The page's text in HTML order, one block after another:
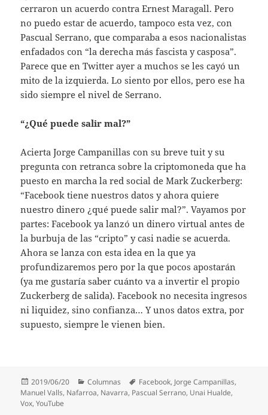
cerraron un acuerdo contra Ernest Maragall. Pero
no puedo estar de acuerdo, tampoco esta vez, con
Pascual Serrano, que comparaba a esos nacionalistas
enfadados con “la derecha más fascista y casposa”.
Parece que en Twitter ayer a muchos se les cayó un
mito de la izquierda. Lo siento por ellos, pero ese ha
sido siempre el nivel de Serrano.
“¿Qué puede salir mal?”
Acierta Jorge Campanillas con su breve tuit y su
pregunta con retranca sobre la criptomoneda que ha
puesto en marcha la red social de Mark Zuckerberg:
“Facebook tiene nuestros datos y ahora quiere
nuestro dinero ¿qué puede salir mal?”. Vayamos por
partes: Facebook ya lanzó un dinero virtual antes de
la burbuja de las “cripto” y casi nadie se acuerda.
Ahora se lanza con esta idea en la que ya
profundizaremos pero por la que pocos apostarán
(ya me gustaría saber cuánto va a invertir el propio
Zuckerberg de salida). Facebook no necesita ingresos
ni liquidez, sino confianza… Y unos datos extra, por
supuesto, siempre le vienen bien.
Publicado
el
2019/06/20 Categorías
Columnas Etiquetas
Facebook, Jorge Campanillas,
Manuel Valls, Nafarroa, Navarra, Pascual Serrano, Unai Hualde,
Vox,YouTube